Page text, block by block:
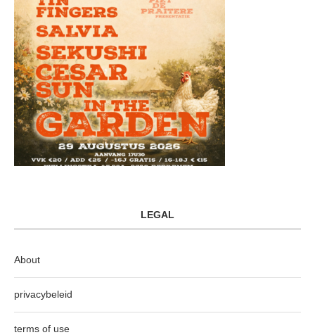
LEGAL
About
privacybeleid
terms of use